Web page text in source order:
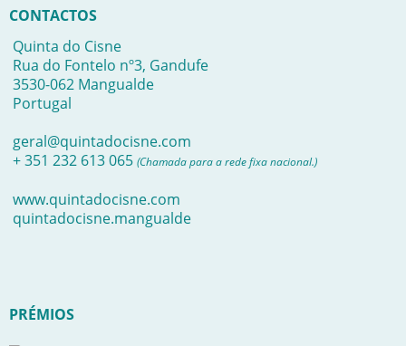
CONTACTOS
Quinta do Cisne
Rua do Fontelo nº3, Gandufe
3530-062 Mangualde
Portugal
geral@quintadocisne.com
+ 351 232 613 065 (Chamada para a rede fixa nacional.)
www.quintadocisne.com
quintadocisne.mangualde
PRÉMIOS